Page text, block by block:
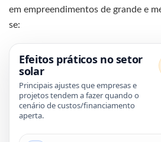
em empreendimentos de grande e
se:
Efeitos práticos no setor
solar
Principais ajustes que empresas e
projetos tendem a fazer quando o
cenário de custos/financiamento
aperta.